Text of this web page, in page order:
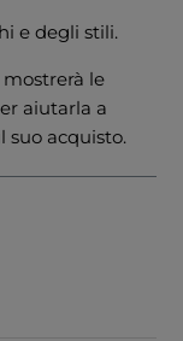
e degli stili.
le
aiutarla a
suo acquisto.